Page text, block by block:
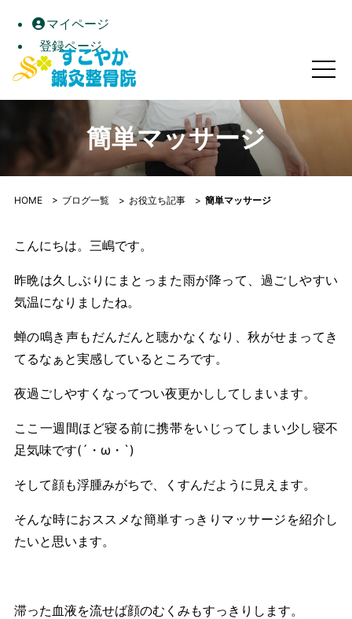
マイページ
登録ページ
簡単マッサージ｜すこやか鍼灸整骨院｜高松市屋島の自律
簡単マッサージ
HOME> ブログ一覧> お役立ち記事> 簡単マッサージ
こんにちは。三嶋です。
昨晩は久しぶりにまとっまた雨が降って、過ごしやすい
気温になりましたね。
蝉の鳴き声もだんだんと聴かなくなり、秋がせまってき
てるなぁと実感しているところです。
夜過ごしやすくなってつい夜更かししてしまいます。
ここ一週間ほど寝る前に携帯をいじってしまい少し寝不
足気味です(´・ω・`)
そして顔も浮腫みがちで、くすんだように見えます。
そんな時におススメな簡単すっきりマッサージを紹介し
たいと思います。
滞った血液を流せば顔のむくみもすっきりします。